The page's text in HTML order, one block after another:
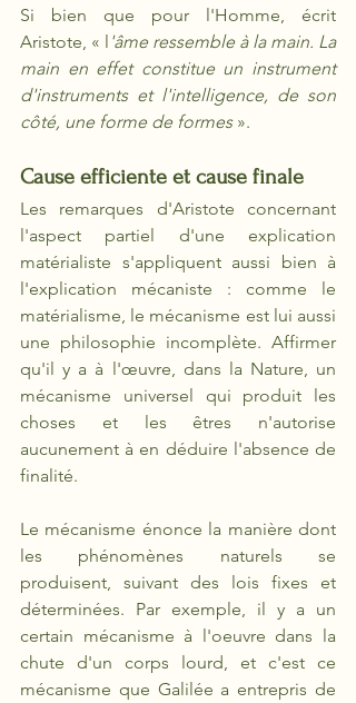
Si bien que pour l'Homme, écrit
Aristote, « l 'âme ressemble à la main. La
main en effet constitue un instrument
d'instruments et l'intelligence, de son
côté, une forme de formes ».
Cause efficiente et cause finale
Les remarques d'Aristote concernant
l'aspect partiel d'une explication
matérialiste s'appliquent aussi bien à
l'explication mécaniste : comme le
matérialisme, le mécanisme est lui aussi
une philosophie incomplète. Affirmer
qu'il y a à l'œuvre, dans la Nature, un
mécanisme universel qui produit les
choses et les êtres n'autorise
aucunement à en déduire l'absence de
finalité.
Le mécanisme énonce la manière dont
les phénomènes naturels se
produisent, suivant des lois fixes et
déterminées. Par exemple, il y a un
certain mécanisme à l'oeuvre dans la
chute d'un corps lourd, et c'est ce
mécanisme que Galilée a entrepris de